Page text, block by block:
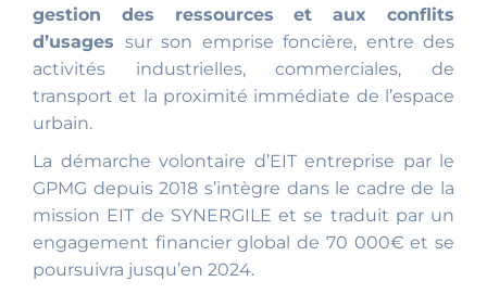
gestion des ressources et aux conflits
d’usages sur son emprise foncière, entre des
activités industrielles, commerciales, de
transport et la proximité immédiate de l’espace
urbain.
La démarche volontaire d’EIT entreprise par le
GPMG depuis 2018 s’intègre dans le cadre de la
mission EIT de SYNERGILE et se traduit par un
engagement financier global de 70 000€ et se
poursuivra jusqu’en 2024.